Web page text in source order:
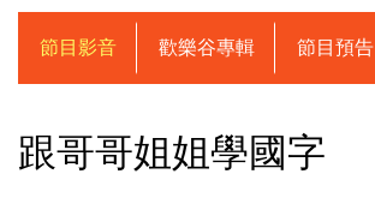
節目影音 歡樂谷專輯 節目預告
跟哥哥姐姐學國字